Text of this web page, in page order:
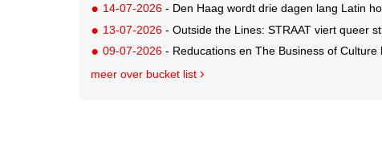
14-07-2026 - Den Haag wordt drie dagen lang Latin
13-07-2026 - Outside the Lines: STRAAT viert queer
09-07-2026 - Reducations en The Business of
meer over bucket list